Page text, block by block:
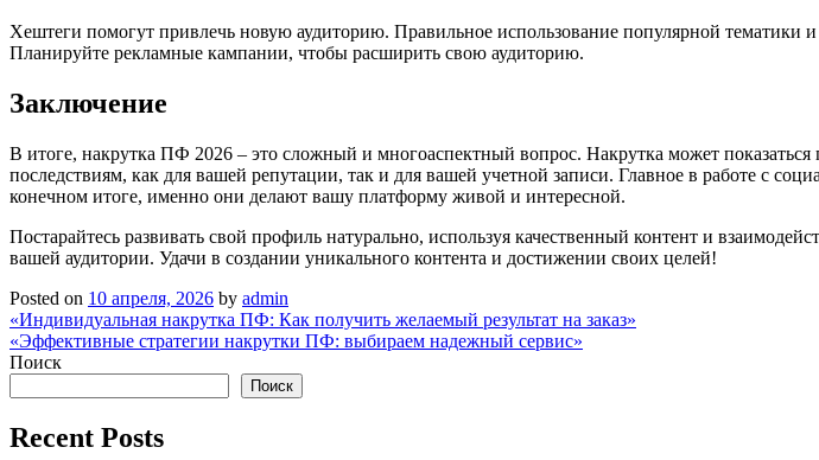
Хештеги помогут привлечь новую аудиторию. Правильное использование популярной тематики
Планируйте рекламные кампании, чтобы расширить свою аудиторию.
Заключение
В итоге, накрутка ПФ 2026 – это сложный и многоаспектный вопрос. Накрутка может
последствиям, как для вашей репутации, так и для вашей учетной записи. Главное в работе с
конечном итоге, именно они делают вашу платформу живой и интересной.
Постарайтесь развивать свой профиль натурально, используя качественный контент и
вашей аудитории. Удачи в создании уникального контента и достижении своих целей!
Posted on 10 апреля, 2026 by admin
Навигация
по
«Индивидуальная накрутка ПФ: Как получить желаемый результат на заказ»
«Эффективные стратегии накрутки ПФ: выбираем надежный сервис»
Поиск
Поиск
Recent Posts